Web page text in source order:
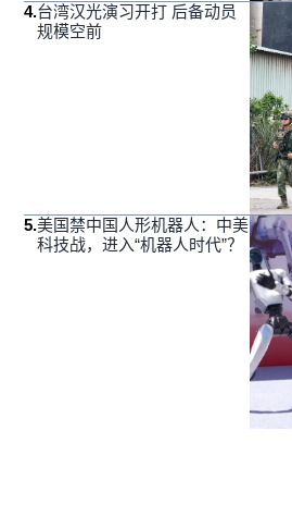
4.台湾汉光演习开打 后备动员
规模空前
5.美国禁中国人形机器人：中美
科技战，进入“机器人时代”？